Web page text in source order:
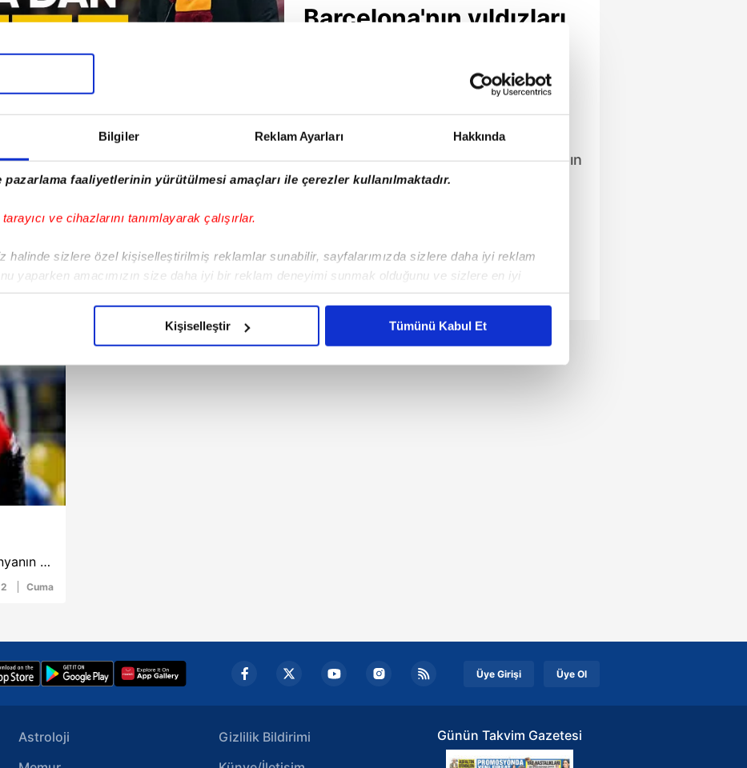
Bilgiler Reklam Ayarları Hakkında
faaliyetlerinin yürütülmesi amaçları ile çerezler kullanılmaktadır.
ve cihazlarını tanımlayarak çalışırlar.
halinde sizlere özel kişiselleştirilmiş reklamlar sunabilir, sayfalarımızda sizlere daha iyi reklam
yaparken amacımızın size daha iyi bir reklam deneyimi sunmak olduğunu ve sizlere en iyi
elimizden gelen çabayı gösterdiğimizi ve bu noktada, reklamların maliyetlerimizi karşılamak
sunabilmek için İnternet Sitemizde kendimize ve üçüncü kişilere ait çerezler kullanılmaktadır. Bu
kişisel verileriniz işlenmekte olup gerekli olan çerezler bilgi toplumu hizmetlerinin sunulması
Diğer çerezler, sitemizin daha işlevsel kılınması ve kişiselleştirilmesi ve sizlere yönelik
yapılması, amaçlarıyla sınırlı olarak açık rızanız dahilinde kullanılacaktır.
aşağıda yer alan panel vasıtasıyla belirleyebilirsiniz. Çerezlere ilişkin detaylı bilgi için Ayarlar
Bilgilendirme Metnimizi
Korunması Kanunu uyarınca hazırlanmış Aydınlatma Metnimizi okumak ve sitemizde ilgili
çerezlerle ilgili bilgi almak için lütfen
Kişiselleştir Tümünü Kabul Et
Barcelona'nın yıldızları
Süper Lig'in lideri Galatasaray, transfer
çalışmalarına erkenden başladı. Sarı
kırmızılılar, Barcelona ve Real Madrid'in
yıldızları Marc Casado ve David Alaba'nın
peşinde. İşte yaşananlar...
7 8 9 10
en
10.Cuma
Üye Girişi Üye Ol
Astroloji
Gizlilik Bildirimi
Günün Takvim Gazetesi